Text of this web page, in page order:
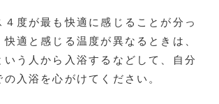
４度が最も快適に感じることが分っ
適と感じる温度が異なるときは、
いう人から入浴するなどして、自分
入浴を心がけてください。